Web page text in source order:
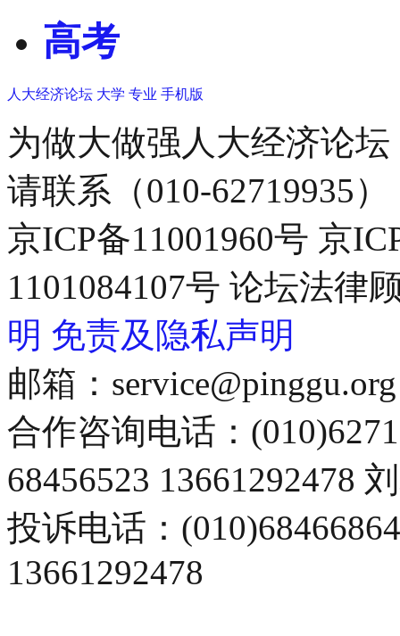
高考
人大经济论坛 大学 专业 手机版
为做大做强人大经济论
请联系（010-62719935）
京ICP备11001960号 京
1101084107号 论坛法律
明 免责及隐私声明
邮箱：service@pinggu.org
合作咨询电话：
68456523 13661292478
投诉电话：
13661292478